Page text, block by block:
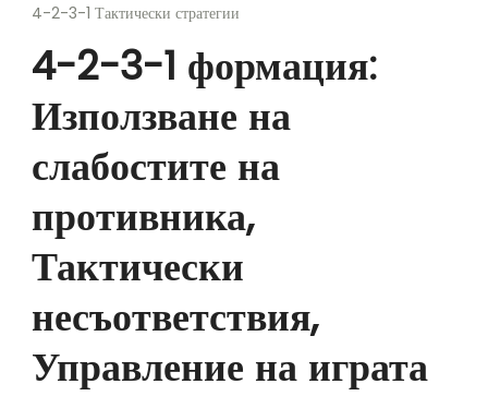
4-2-3-1 Тактически стратегии
4-2-3-1 формация:
Използване на
слабостите на
противника,
Тактически
несъответствия,
Управление на играта